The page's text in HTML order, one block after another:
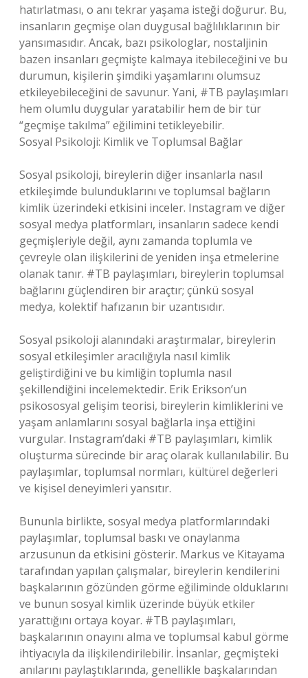
hatırlatması, o anı tekrar yaşama isteği doğurur. Bu,
insanların geçmişe olan duygusal bağlılıklarının bir
yansımasıdır. Ancak, bazı psikologlar, nostaljinin
bazen insanları geçmişte kalmaya itebileceğini ve bu
durumun, kişilerin şimdiki yaşamlarını olumsuz
etkileyebileceğini de savunur. Yani, #TB paylaşımları
hem olumlu duygular yaratabilir hem de bir tür
“geçmişe takılma” eğilimini tetikleyebilir.
Sosyal Psikoloji: Kimlik ve Toplumsal Bağlar
Sosyal psikoloji, bireylerin diğer insanlarla nasıl
etkileşimde bulunduklarını ve toplumsal bağların
kimlik üzerindeki etkisini inceler. Instagram ve diğer
sosyal medya platformları, insanların sadece kendi
geçmişleriyle değil, aynı zamanda toplumla ve
çevreyle olan ilişkilerini de yeniden inşa etmelerine
olanak tanır. #TB paylaşımları, bireylerin toplumsal
bağlarını güçlendiren bir araçtır; çünkü sosyal
medya, kolektif hafızanın bir uzantısıdır.
Sosyal psikoloji alanındaki araştırmalar, bireylerin
sosyal etkileşimler aracılığıyla nasıl kimlik
geliştirdiğini ve bu kimliğin toplumla nasıl
şekillendiğini incelemektedir. Erik Erikson’un
psikososyal gelişim teorisi, bireylerin kimliklerini ve
yaşam anlamlarını sosyal bağlarla inşa ettiğini
vurgular. Instagram’daki #TB paylaşımları, kimlik
oluşturma sürecinde bir araç olarak kullanılabilir. Bu
paylaşımlar, toplumsal normları, kültürel değerleri
ve kişisel deneyimleri yansıtır.
Bununla birlikte, sosyal medya platformlarındaki
paylaşımlar, toplumsal baskı ve onaylanma
arzusunun da etkisini gösterir. Markus ve Kitayama
tarafından yapılan çalışmalar, bireylerin kendilerini
başkalarının gözünden görme eğiliminde olduklarını
ve bunun sosyal kimlik üzerinde büyük etkiler
yarattığını ortaya koyar. #TB paylaşımları,
başkalarının onayını alma ve toplumsal kabul görme
ihtiyacıyla da ilişkilendirilebilir. İnsanlar, geçmişteki
anılarını paylaştıklarında, genellikle başkalarından